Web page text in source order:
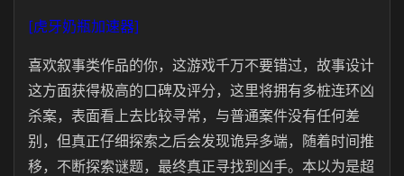
[虎牙奶瓶加速器]
喜欢叙事类作品的你，这游戏千万不要错过，故事设计
这方面获得极高的口碑及评分，这里将拥有多桩连环凶
杀案，表面看上去比较寻常，与普通案件没有任何差
别，但真正仔细探索之后会发现诡异多端，随着时间推
移，不断探索谜题，最终真正寻找到凶手。本以为是超